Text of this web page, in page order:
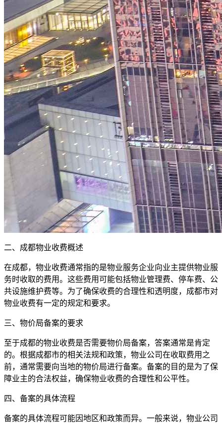
二、成都物业收费概述
在成都，物业收费通常指的是物业服务企业向业主提供物业服
务时收取的费用。这些费用可能包括物业管理费、停车费、公
共设施维护费等。为了确保收费的合理性和透明度，成都市对
物业收费有一定的规定和要求。
三、物价局备案的要求
至于成都的物业收费是否需要物价局备案，答案通常是肯定
的。根据成都市的相关法规和政策，物业公司在收取费用之
前，通常需要向当地的物价局进行备案。备案的目的是为了保
障业主的合法权益，确保物业收费的合理性和公平性。
四、备案的具体流程
备案的具体流程可能因地区和政策而异。一般来说，物业公司